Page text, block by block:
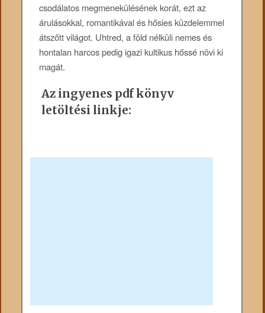
csodálatos megmenekülésének korát, ezt az
árulásokkal, romantikával és hősies küzdelemmel
átszőtt világot. Uhtred, a föld nélküli nemes és
hontalan harcos pedig igazi kultikus hőssé növi ki
magát.
Az ingyenes pdf könyv
letöltési linkje: